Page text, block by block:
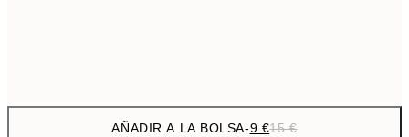
AÑADIR A LA BOLSA-9 €15 €